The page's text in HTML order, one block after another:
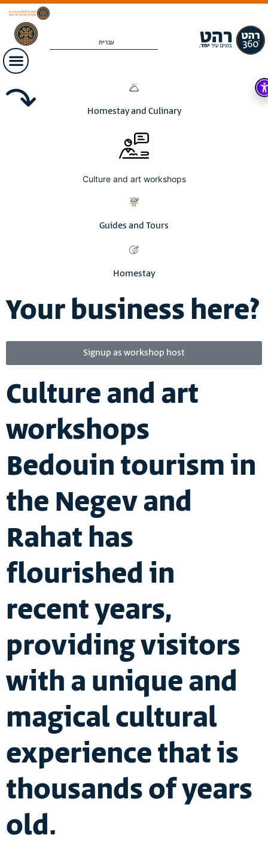
עברית
Homestay and Culinary
Culture and art workshops
Guides and Tours
Homestay
Your business here?
Signup as workshop host
Culture and art
workshops
Bedouin tourism in
the Negev and
Rahat has
flourished in
recent years,
providing visitors
with a unique and
magical cultural
experience that is
thousands of years
old.